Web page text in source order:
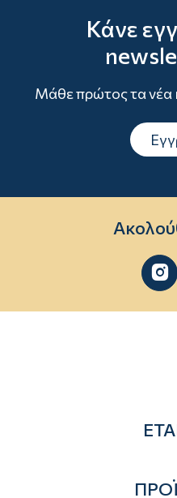
Κάνε
Μάθε πρώτος τα νέα
